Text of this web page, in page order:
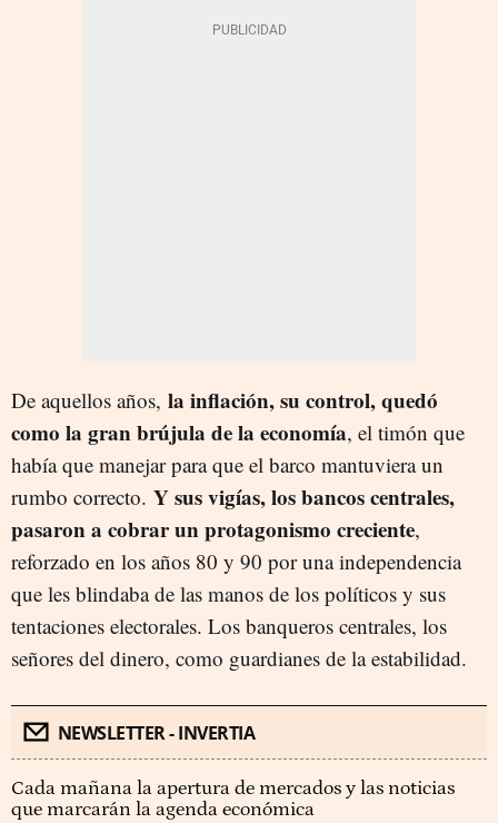
De aquellos años, la inflación, su control, quedó
como la gran brújula de la economía, el timón que
había que manejar para que el barco mantuviera un
rumbo correcto. Y sus vigías, los bancos centrales,
pasaron a cobrar un protagonismo creciente,
reforzado en los años 80 y 90 por una independencia
que les blindaba de las manos de los políticos y sus
tentaciones electorales. Los banqueros centrales, los
señores del dinero, como guardianes de la estabilidad.
NEWSLETTER - INVERTIA
Cada mañana la apertura de mercados y las noticias
que marcarán la agenda económica